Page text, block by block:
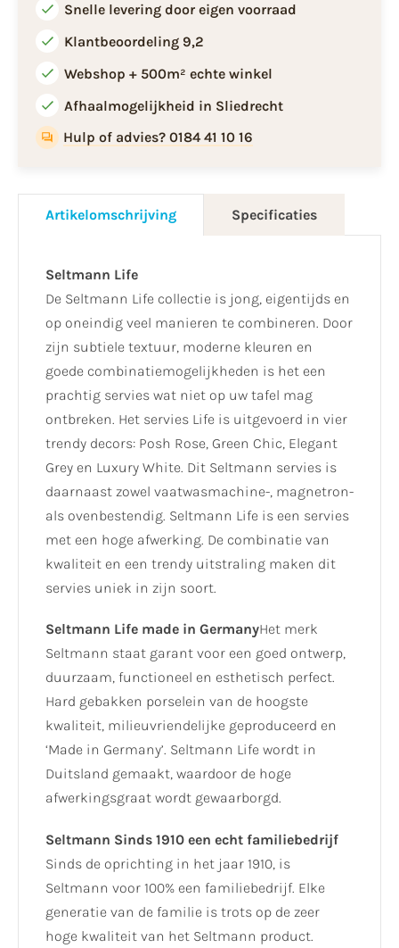
Snelle levering door eigen voorraad
Klantbeoordeling 9,2
Webshop + 500m² echte winkel
Afhaalmogelijkheid in Sliedrecht
Hulp of advies? 0184 41 10 16
Artikelomschrijving Specificaties
Seltmann Life
De Seltmann Life collectie is jong, eigentijds en
op oneindig veel manieren te combineren. Door
zijn subtiele textuur, moderne kleuren en
goede combinatiemogelijkheden is het een
prachtig servies wat niet op uw tafel mag
ontbreken. Het servies Life is uitgevoerd in vier
trendy decors: Posh Rose, Green Chic, Elegant
Grey en Luxury White. Dit Seltmann servies is
daarnaast zowel vaatwasmachine-, magnetron-
als ovenbestendig. Seltmann Life is een servies
met een hoge afwerking. De combinatie van
kwaliteit en een trendy uitstraling maken dit
servies uniek in zijn soort.
Seltmann Life made in GermanyHet merk
Seltmann staat garant voor een goed ontwerp,
duurzaam, functioneel en esthetisch perfect.
Hard gebakken porselein van de hoogste
kwaliteit, milieuvriendelijke geproduceerd en
‘Made in Germany’. Seltmann Life wordt in
Duitsland gemaakt, waardoor de hoge
afwerkingsgraat wordt gewaarborgd.
Seltmann Sinds 1910 een echt familiebedrijf
Sinds de oprichting in het jaar 1910, is
Seltmann voor 100% een familiebedrijf. Elke
generatie van de familie is trots op de zeer
hoge kwaliteit van het Seltmann product.